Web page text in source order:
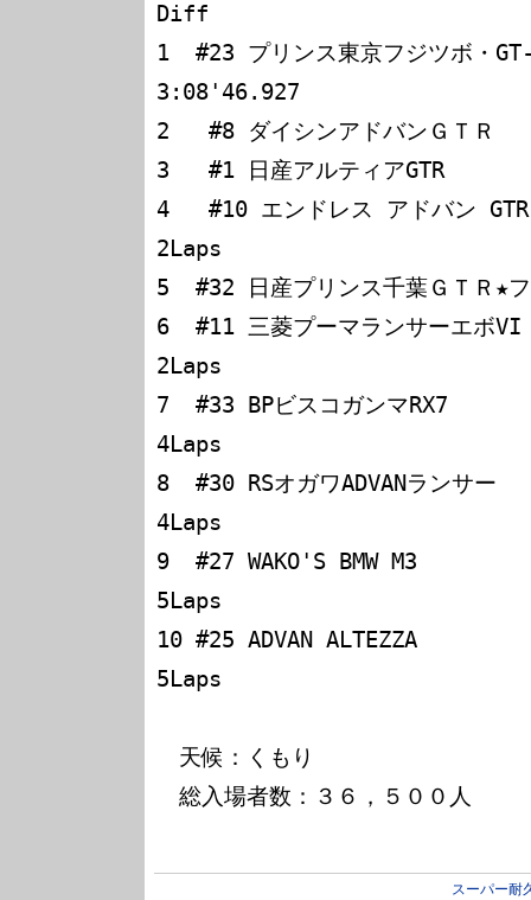
Diff
1  #23 プリンス東京フジツボ・
3:08'46.927
2   #8 ダイシンアドバンＧＴＲ
3   #1 日産アルティアGTR
4   #10 エンドレス アドバン
2Laps
5  #32 日産プリンス千葉ＧＴＲ★
6  #11 三菱プーマランサー
2Laps
7  #33 BPビスコガンマ
4Laps
8  #30 RSオガワADVANラン
4Laps
9  #27 WAKO'S BMW M3
5Laps
10 #25 ADVAN ALTEZZA
5Laps
天候：くもり
総入場者数：３６，５００人
スーパー耐